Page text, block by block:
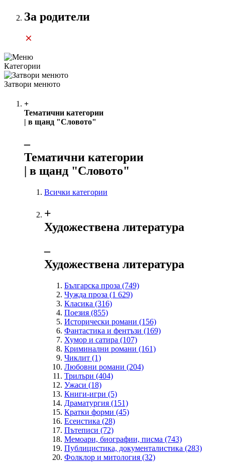
За родители
Категории
Затвори менюто
+
Тематични категории
| в щанд "Словото"
‒
Тематични категории
| в щанд "Словото"
Всички категории
+
Художествена литература
‒
Художествена литература
Българска проза (749)
Чужда проза (1 629)
Класика (316)
Поезия (855)
Исторически романи (156)
Фантастика и фентъзи (169)
Хумор и сатира (107)
Криминални романи (161)
Чиклит (1)
Любовни романи (204)
Трилъри (404)
Ужаси (18)
Книги-игри (5)
Драматургия (151)
Кратки форми (45)
Есеистика (28)
Пътеписи (72)
Мемоари, биографии, писма (743)
Публицистика, документалистика (283)
Фолклор и митология (32)